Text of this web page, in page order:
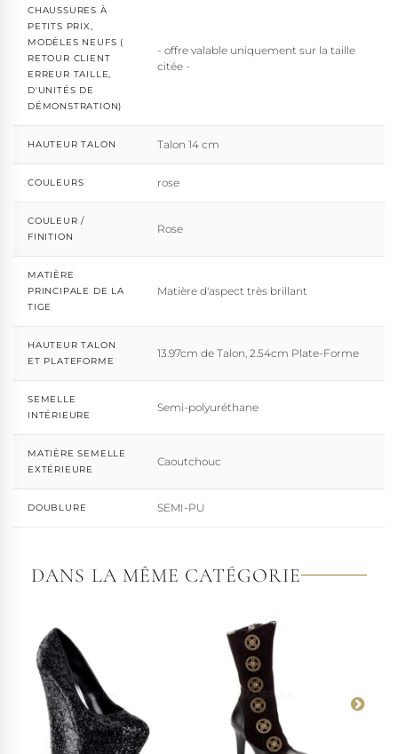
CHAUSSURES À
PETITS PRIX,
MODÈLES NEUFS (
RETOUR CLIENT
ERREUR TAILLE,
D'UNITÉS DE
DÉMONSTRATION)
- offre valable uniquement sur la taille
citée -
HAUTEUR TALON Talon 14 cm
COULEURS rose
COULEUR /
FINITION
Rose
MATIÈRE
PRINCIPALE DE LA
TIGE
Matière d'aspect très brillant
HAUTEUR TALON
ET PLATEFORME
13.97cm de Talon, 2.54cm Plate-Forme
SEMELLE
INTÉRIEURE
Semi-polyuréthane
MATIÈRE SEMELLE
EXTÉRIEURE
Caoutchouc
DOUBLURE SEMI-PU
DANS LA MÊME CATÉGORIE